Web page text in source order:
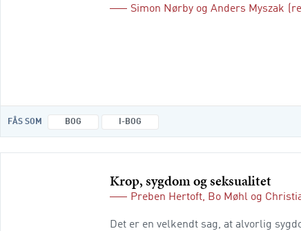
Simon Nørby og Anders Myszak
FÅS SOM BOG I-BOG
Krop, sygdom og seksualitet
Preben Hertoft, Bo Møhl og
Det er en velkendt sag, at alvorlig